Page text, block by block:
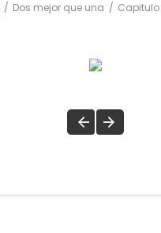
Dos mejor que una Capitulo